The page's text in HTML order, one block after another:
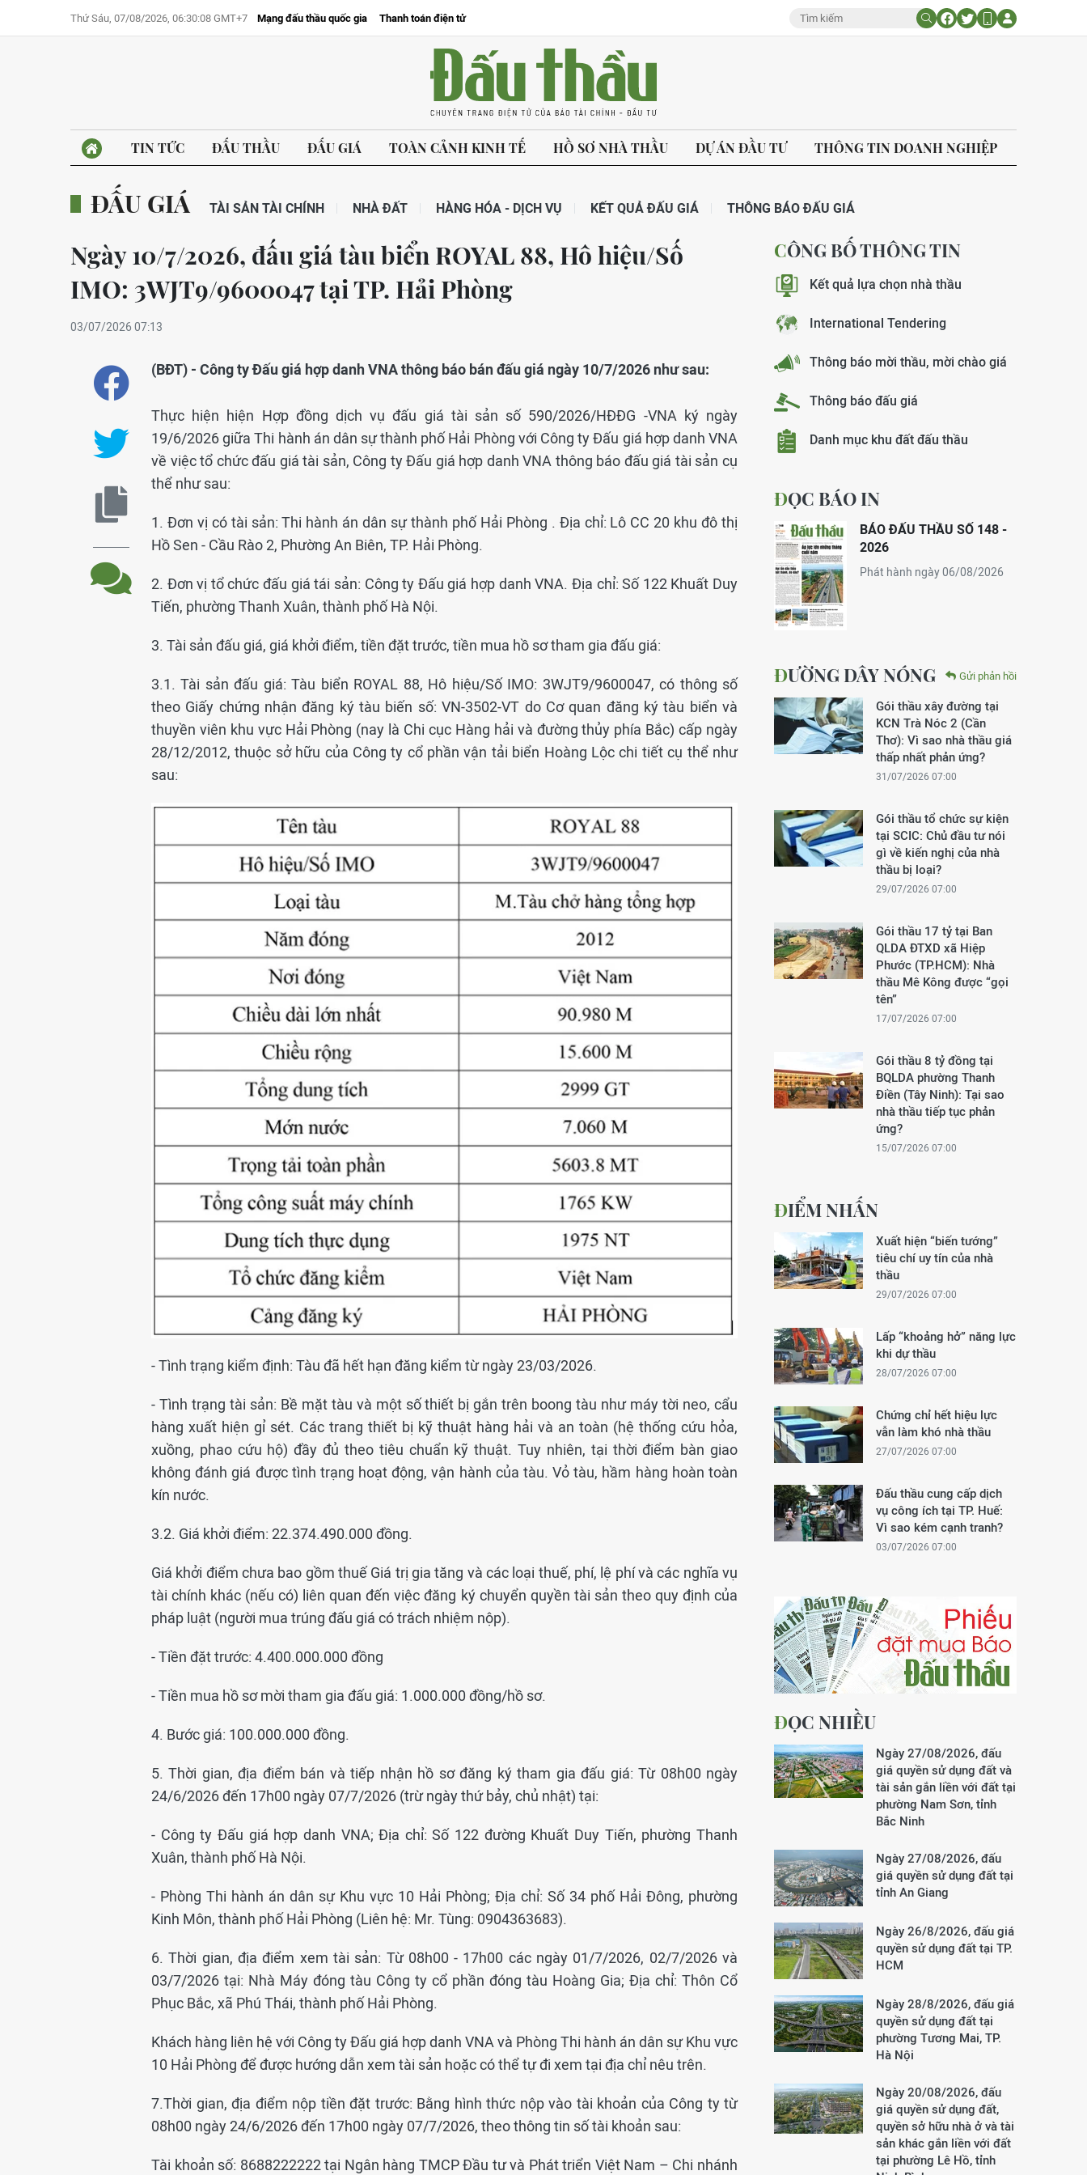
Thứ Sáu, 07/08/2026, 06:30:08 GMT+7 Mạng đấu thầu quốc gia Thanh toán điện tử
TIN TỨC ĐẤU THẦU ĐẤU GIÁ TOÀN CẢNH KINH TẾ HỒ SƠ NHÀ THẦU DỰ ÁN ĐẦU TƯ THÔNG TIN DOANH NGHIỆP
ĐẤU GIÁ TÀI SẢN TÀI CHÍNH NHÀ ĐẤT HÀNG HÓA - DỊCH VỤ KẾT QUẢ ĐẤU GIÁ THÔNG BÁO ĐẤU GIÁ
Ngày 10/7/2026, đấu giá tàu biển ROYAL 88, Hô hiệu/Số
IMO: 3WJT9/9600047 tại TP. Hải Phòng
03/07/2026 07:13
(BĐT) - Công ty Đấu giá hợp danh VNA thông báo bán đấu giá ngày 10/7/2026 như sau:
Thực hiện hiện Hợp đồng dịch vụ đấu giá tài sản số 590/2026/HĐĐG -VNA ký ngày
19/6/2026 giữa Thi hành án dân sự thành phố Hải Phòng với Công ty Đấu giá hợp danh VNA
về việc tổ chức đấu giá tài sản, Công ty Đấu giá hợp danh VNA thông báo đấu giá tài sản cụ
thể như sau:
1. Đơn vị có tài sản: Thi hành án dân sự thành phố Hải Phòng . Địa chỉ: Lô CC 20 khu đô thị
Hồ Sen - Cầu Rào 2, Phường An Biên, TP. Hải Phòng.
2. Đơn vị tổ chức đấu giá tái sản: Công ty Đấu giá hợp danh VNA. Địa chỉ: Số 122 Khuất Duy
Tiến, phường Thanh Xuân, thành phố Hà Nội.
3. Tài sản đấu giá, giá khởi điểm, tiền đặt trước, tiền mua hồ sơ tham gia đấu giá:
3.1. Tài sản đấu giá: Tàu biển ROYAL 88, Hô hiệu/Số IMO: 3WJT9/9600047, có thông số
theo Giấy chứng nhận đăng ký tàu biến số: VN-3502-VT do Cơ quan đăng ký tàu biển và
thuyền viên khu vực Hải Phòng (nay là Chi cục Hàng hải và đường thủy phía Bắc) cấp ngày
28/12/2012, thuộc sở hữu của Công ty cổ phần vận tải biển Hoàng Lộc chi tiết cụ thể như
sau:
- Tình trạng kiểm định: Tàu đã hết hạn đăng kiểm từ ngày 23/03/2026.
- Tình trạng tài sản: Bề mặt tàu và một số thiết bị gắn trên boong tàu như máy tời neo, cẩu
hàng xuất hiện gỉ sét. Các trang thiết bị kỹ thuật hàng hải và an toàn (hệ thống cứu hỏa,
xuồng, phao cứu hộ) đầy đủ theo tiêu chuẩn kỹ thuật. Tuy nhiên, tại thời điểm bàn giao
không đánh giá được tình trạng hoạt động, vận hành của tàu. Vỏ tàu, hầm hàng hoàn toàn
kín nước.
3.2. Giá khởi điểm: 22.374.490.000 đồng.
Giá khởi điểm chưa bao gồm thuế Giá trị gia tăng và các loại thuế, phí, lệ phí và các nghĩa vụ
tài chính khác (nếu có) liên quan đến việc đăng ký chuyển quyền tài sản theo quy định của
pháp luật (người mua trúng đấu giá có trách nhiệm nộp).
- Tiền đặt trước: 4.400.000.000 đồng
- Tiền mua hồ sơ mời tham gia đấu giá: 1.000.000 đồng/hồ sơ.
4. Bước giá: 100.000.000 đồng.
5. Thời gian, địa điểm bán và tiếp nhận hồ sơ đăng ký tham gia đấu giá: Từ 08h00 ngày
24/6/2026 đến 17h00 ngày 07/7/2026 (trừ ngày thứ bảy, chủ nhật) tại:
- Công ty Đấu giá hợp danh VNA; Địa chỉ: Số 122 đường Khuất Duy Tiến, phường Thanh
Xuân, thành phố Hà Nội.
- Phòng Thi hành án dân sự Khu vực 10 Hải Phòng; Địa chỉ: Số 34 phố Hải Đông, phường
Kinh Môn, thành phố Hải Phòng (Liên hệ: Mr. Tùng: 0904363683).
6. Thời gian, địa điểm xem tài sản: Từ 08h00 - 17h00 các ngày 01/7/2026, 02/7/2026 và
03/7/2026 tại: Nhà Máy đóng tàu Công ty cổ phần đóng tàu Hoàng Gia; Địa chỉ: Thôn Cổ
Phục Bắc, xã Phú Thái, thành phố Hải Phòng.
Khách hàng liên hệ với Công ty Đấu giá hợp danh VNA và Phòng Thi hành án dân sự Khu vực
10 Hải Phòng để được hướng dẫn xem tài sản hoặc có thể tự đi xem tại địa chỉ nêu trên.
7.Thời gian, địa điểm nộp tiền đặt trước: Bằng hình thức nộp vào tài khoản của Công ty từ
08h00 ngày 24/6/2026 đến 17h00 ngày 07/7/2026, theo thông tin số tài khoản sau:
Tài khoản số: 8688222222 tại Ngân hàng TMCP Đầu tư và Phát triển Việt Nam – Chi nhánh
CÔNG BỐ THÔNG TIN
Kết quả lựa chọn nhà thầu
International Tendering
Thông báo mời thầu, mời chào giá
Thông báo đấu giá
Danh mục khu đất đấu thầu
ĐỌC BÁO IN
BÁO ĐẤU THẦU SỐ 148 -
2026
Phát hành ngày 06/08/2026
ĐƯỜNG DÂY NÓNG Gửi phản hồi
Gói thầu xây đường tại
KCN Trà Nóc 2 (Cần
Thơ): Vì sao nhà thầu giá
thấp nhất phản ứng?
31/07/2026 07:00
Gói thầu tổ chức sự kiện
tại SCIC: Chủ đầu tư nói
gì về kiến nghị của nhà
thầu bị loại?
29/07/2026 07:00
Gói thầu 17 tỷ tại Ban
QLDA ĐTXD xã Hiệp
Phước (TP.HCM): Nhà
thầu Mê Kông được “gọi
tên”
17/07/2026 07:00
Gói thầu 8 tỷ đồng tại
BQLDA phường Thanh
Điền (Tây Ninh): Tại sao
nhà thầu tiếp tục phản
ứng?
15/07/2026 07:00
ĐIỂM NHẤN
Xuất hiện “biến tướng”
tiêu chí uy tín của nhà
thầu
29/07/2026 07:00
Lấp “khoảng hở” năng lực
khi dự thầu
28/07/2026 07:00
Chứng chỉ hết hiệu lực
vẫn làm khó nhà thầu
27/07/2026 07:00
Đấu thầu cung cấp dịch
vụ công ích tại TP. Huế:
Vì sao kém cạnh tranh?
03/07/2026 07:00
ĐỌC NHIỀU
Ngày 27/08/2026, đấu
giá quyền sử dụng đất và
tài sản gắn liền với đất tại
phường Nam Sơn, tỉnh
Bắc Ninh
Ngày 27/08/2026, đấu
giá quyền sử dụng đất tại
tỉnh An Giang
Ngày 26/8/2026, đấu giá
quyền sử dụng đất tại TP.
HCM
Ngày 28/8/2026, đấu giá
quyền sử dụng đất tại
phường Tương Mai, TP.
Hà Nội
Ngày 20/08/2026, đấu
giá quyền sử dụng đất,
quyền sở hữu nhà ở và tài
sản khác gắn liền với đất
tại phường Lê Hồ, tỉnh